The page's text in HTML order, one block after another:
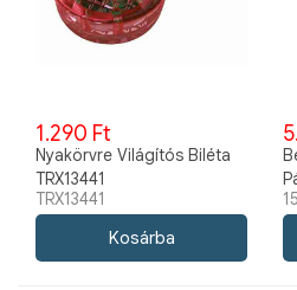
1.290 Ft
Nyakörvre Világítós Biléta
TRX13441
TRX13441